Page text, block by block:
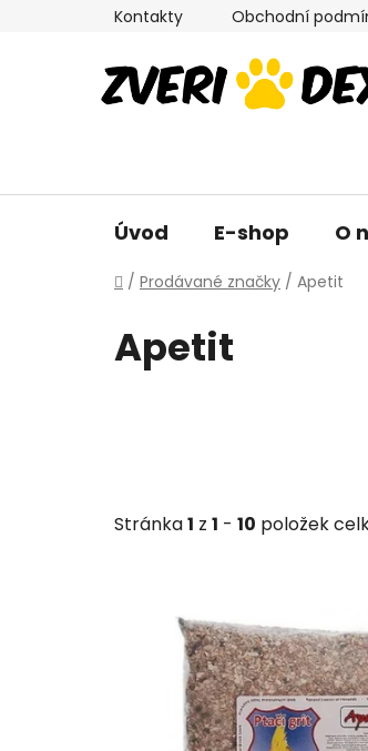
Kontakty Obchodní
Úvod E-shop O
Domů
/ Prodávané značky / Apetit
Apetit
Stránka1 z 1 - 10 položek